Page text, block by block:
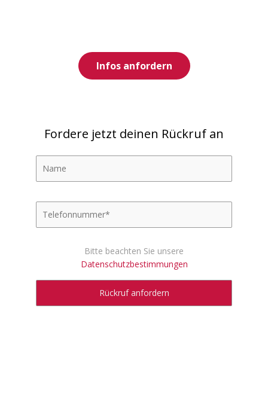
Infos anfordern
Fordere jetzt deinen Rückruf an
Bitte beachten Sie unsere
Datenschutzbestimmungen